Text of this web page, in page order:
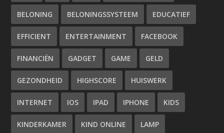
BELONING BELONINGSSYSTEEM EDUCATIEF
EFFICIENT ENTERTAINMENT FACEBOOK
FINANCIËN GADGET GAME GELD
GEZONDHEID HIGHSCORE HUISWERK
INTERNET IOS IPAD IPHONE KIDS
KINDERKAMER KIND ONLINE LAMP